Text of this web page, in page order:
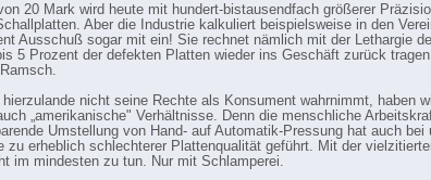
20 Mark wird heute mit hundert-bistausendfach größerer
Aber die Industrie kalkuliert beispielsweise in den
Ausschuß sogar mit ein! Sie rechnet nämlich mit der Lethargie
5 Prozent der defekten Platten wieder ins Geschäft zurück
nicht seine Rechte als Konsument wahrnimmt, haben
„amerikanische" Verhältnisse. Denn die menschliche
Umstellung von Hand- auf Automatik-Pressung hat auch bei
zu erheblich schlechterer Plattenqualität geführt. Mit der
im mindesten zu tun. Nur mit Schlamperei.